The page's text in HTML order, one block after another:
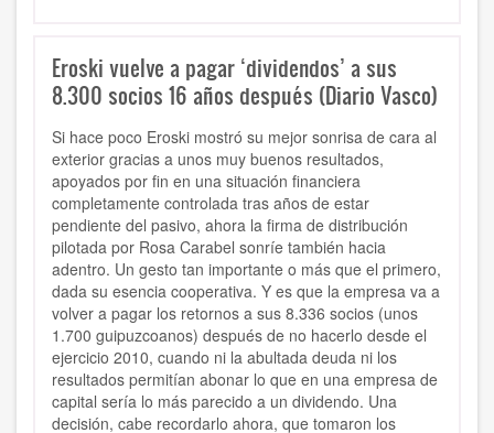
Eroski vuelve a pagar ‘dividendos’ a sus
8.300 socios 16 años después (Diario Vasco)
Si hace poco Eroski mostró su mejor sonrisa de cara al
exterior gracias a unos muy buenos resultados,
apoyados por fin en una situación financiera
completamente controlada tras años de estar
pendiente del pasivo, ahora la firma de distribución
pilotada por Rosa Carabel sonríe también hacia
adentro. Un gesto tan importante o más que el primero,
dada su esencia cooperativa. Y es que la empresa va a
volver a pagar los retornos a sus 8.336 socios (unos
1.700 guipuzcoanos) después de no hacerlo desde el
ejercicio 2010, cuando ni la abultada deuda ni los
resultados permitían abonar lo que en una empresa de
capital sería lo más parecido a un dividendo. Una
decisión, cabe recordarlo ahora, que tomaron los